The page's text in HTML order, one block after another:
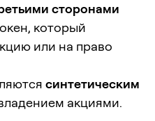
сторонами
который
или на право
синтетическим
акциями.